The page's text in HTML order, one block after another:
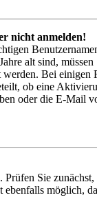
nicht anmelden!
alt sind,
Bei einigen
ob eine
oder die E-Mail
Sie
ebenfalls möglich,